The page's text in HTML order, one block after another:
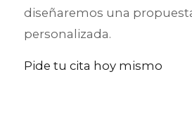
diseñaremos una
personalizada.
Pide tu cita hoy mismo